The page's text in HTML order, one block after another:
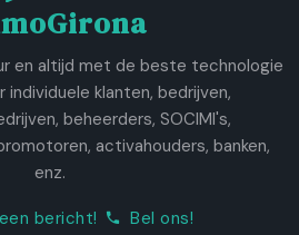
en altijd met de beste technologie
individuele klanten, bedrijven,
beheerders, SOCIMI's,
activahouders, banken,
enz.
bericht!
Bel ons!